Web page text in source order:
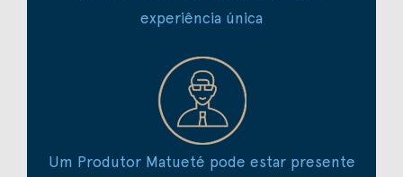
experiência única
Um Produtor Matueté pode estar presente